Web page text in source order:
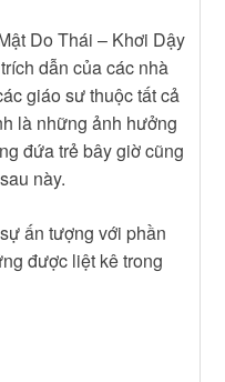
Do Thái – Khơi Dậy
dẫn của các nhà
giáo sư thuộc tất cả
là những ảnh hưởng
đứa trẻ bây giờ cũng
này.
ấn tượng với phần
được liệt kê trong